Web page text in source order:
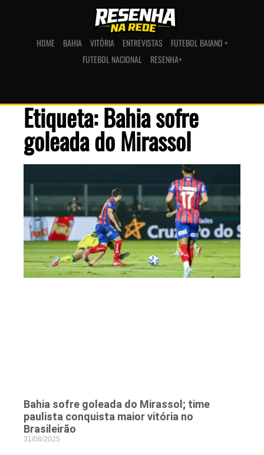
HOME BAHIA VITÓRIA ENTREVISTAS
FUTEBOL BAIANO +
FUTEBOL NACIONAL
RESENHA+
Etiqueta: Bahia sofre
goleada do Mirassol
Bahia sofre goleada do Mirassol; time
paulista conquista maior vitória no
Brasileirão
31/08/2025